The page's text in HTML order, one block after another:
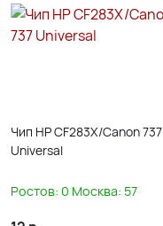
Чип HP CF283X/Canon 737
Universal
Ростов: 0 Москва: 57